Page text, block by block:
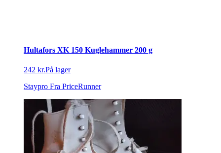
Hultafors XK 150 Kuglehammer 200 g
242 kr.På lager
Staypro Fra PriceRunner